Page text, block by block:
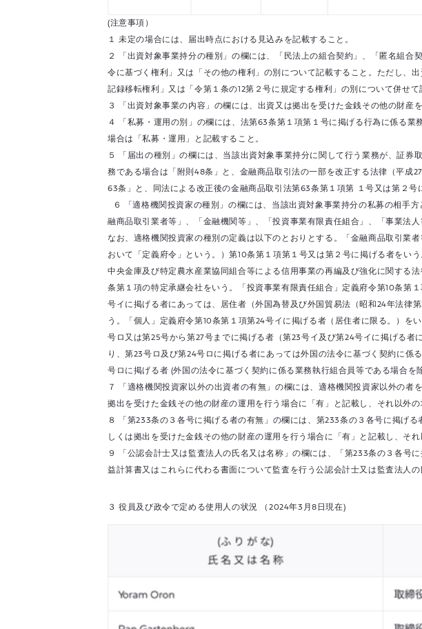
(注意事項）
１ 未定の場合には、届出時点における見込みを記載すること。
２ 「出資対象事業持分の種別」の欄には、「民法上の組合契約」、「匿名組
令に基づく権利」又は「その他の権利」の別について記載すること。ただし、
記録移転権利」又は「令第１条の12第２号に規定する権利」の別について併せて
３ 「出資対象事業の内容」の欄には、出資又は拠出を受けた金銭その他の財産
４ 「私募・運用の別」の欄には、法第63条第１項第１号に掲げる行為に係る
場合は「私募・運用」と記載すること。
５ 「届出の種別」の欄には、当該出資対象事業持分に関して行う業務が、証
務である場合は「附則48条」と、金融商品取引法の一部を改正する法律（平成
63条」と、同法による改正後の金融商品取引法第63条第１項第 １号又は第２
６ 「適格機関投資家の種別」の欄には、当該出資対象事業持分の私募の相手
融商品取引業者等」、「金融機関等」、「投資事業有限責任組合」、「事業法
なお、適格機関投資家の種別の定義は以下のとおりとする。「金融商品取引業
おいて「定義府令」という。）第10条第１項第１号又は第２号に掲げる者をい
中央金庫及び特定農水産業協同組合等による信用事業の再編及び強化に関する
条第１項の特定承継会社をいう。「投資事業有限責任組合」定義府令第10条第
号イに掲げる者にあっては、居住者（外国為替及び外国貿易法（昭和24年法律
う。「個人」定義府令第10条第１項第24号イに掲げる者（居住者に限る。）
号ロ又は第25号から第27号までに掲げる者（第23号イ及び第24号イに掲げる
り、第23号ロ及び第24号ロに掲げる者にあっては外国の法令に基づく契約に
号ロに掲げる者 (外国の法令に基づく契約に係る業務執行組合員等である場合を
７ 「適格機関投資家以外の出資者の有無」の欄には、適格機関投資家以外の
拠出を受けた金銭その他の財産の運用を行う場合に「有」と記載し、それ以外
８ 「第233条の３各号に掲げる者の有無」の欄には、第233条の３各号に掲げ
しくは拠出を受けた金銭その他の財産の運用を行う場合に「有」と記載し、そ
９ 「公認会計士又は監査法人の氏名又は名称」の欄には、「第233条の３各号
益計算書又はこれらに代わる書面について監査を行う公認会計士又は監査法人の
３ 役員及び政令で定める使用人の状況 （2024年3月8日現在)